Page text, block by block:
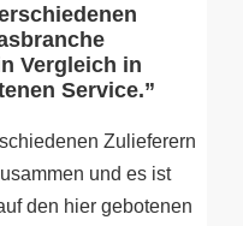
Vergleich in
Service.”
Zulieferern
und es ist
den hier gebotenen